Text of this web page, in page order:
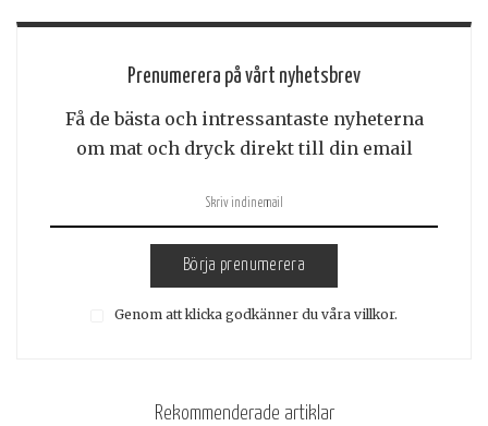
Prenumerera på vårt nyhetsbrev
Få de bästa och intressantaste nyheterna
om mat och dryck direkt till din email
Börja prenumerera
Genom att klicka godkänner du våra villkor.
Rekommenderade artiklar